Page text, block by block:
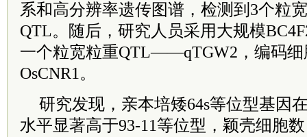
系和高分辨率遗传图谱，检测到3个粒
QTL。随后，研究人员采用大规模
一个粒宽粒重QTL——qTGW2，编码细
OsCNR1。
研究发现，亲本培矮64s等位型基因
水平显著高于93-11等位型，颖壳细胞